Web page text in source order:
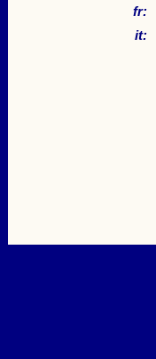
fr:
it: